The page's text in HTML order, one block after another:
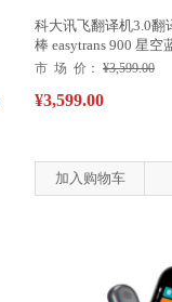
科大讯飞翻译机3.0翻
棒 easytrans 900 星空
市 场 价： ¥3,599.00
¥3,599.00
加入购物车